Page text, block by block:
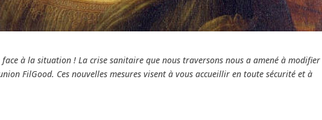
à la situation ! La crise sanitaire que nous traversons nous a amené à
FilGood. Ces nouvelles mesures visent à vous accueillir en toute sécurité et à